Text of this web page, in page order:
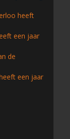
heeft
een jaar
de
een jaar